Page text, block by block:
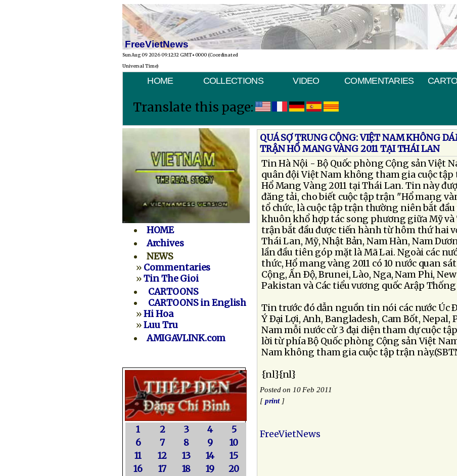
FreeVietNews
Sun Aug 09 2026 09:12:32 GMT+0000 (Coordinated
Universal Time)
HOME COLLECTIONS VIDEO COMMENTARIES
Translate this page:
HOME
Archives
NEWS
» Commentaries
»Tin The Gioi
CARTOONS
CARTOONS in English
»Hi Hoa
»Luu Tru
AMIGAVLINK.com
1 2 3 4
5
6
7 8 9
10
11
12 13 14
15
16
17 18 19
20
QUÁ SỢ TRUNG CỘNG: VIỆT NAM KHÔNG
TRẬN HỔ MANG VÀNG 2011 TẠI THÁI LAN
Tin Hà Nội - Bộ Quốc phòng Cộng sản Việt
quân đội Việt Nam không tham gia cuộc tập
Hổ Mang Vàng 2011 tại Thái Lan. Tin này
đăng tải, cho biết cuộc tập trận "Hổ mang
tổ chức, là cuộc tập trận thường niên bắt
khuôn khổ hợp tác song phương giữa Mỹ và
trận bắt đầu được tiến hành từ hôm thứ hai
Thái Lan, Mỹ, Nhật Bản, Nam Hàn, Nam
lần đầu tiên góp mặt là Mã Lai. Ngoài các
thức, Hổ mang vàng 2011 có 10 nước quan
Cộng, Ấn Ðộ, Brunei, Lào, Nga, Nam Phi,
Pakistan và Các tiểu vương quốc Arập
Tin trước đó dẫn nguồn tin nói các nước Úc
Ý Ðại Lợi, Anh, Bangladesh, Cam Bốt, Nepal,
Nam mỗi nước cử 3 đại diện tham dự cuộc
lời từ phía Bộ Quốc phòng Cộng sản Việt
Nam không tham gia cuộc tập trận
{nl}{nl}
Posted on 10 Feb 2011
[print]
FreeVietNews